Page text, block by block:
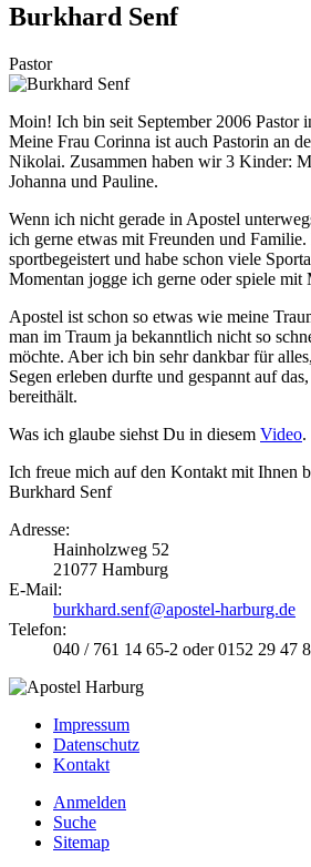
Burkhard Senf
Pastor
Moin! Ich bin seit September 2006 Pastor
Meine Frau Corinna ist auch Pastorin an
Nikolai. Zusammen haben wir 3 Kinder:
Johanna und Pauline.
Wenn ich nicht gerade in Apostel
ich gerne etwas mit Freunden und
sportbegeistert und habe schon viele
Momentan jogge ich gerne oder spiele mit
Apostel ist schon so etwas wie meine
man im Traum ja bekanntlich nicht so
möchte. Aber ich bin sehr dankbar für
Segen erleben durfte und gespannt auf
bereithält.
Was ich glaube siehst Du in diesem Video.
Ich freue mich auf den Kontakt mit Ihnen
Burkhard Senf
Adresse:
Hainholzweg 52
21077 Hamburg
E-Mail:
burkhard.senf@apostel-harburg.de
Telefon:
040 / 761 14 65-2 oder 0152 29 47
Impressum
Datenschutz
Kontakt
Anmelden
Suche
Sitemap